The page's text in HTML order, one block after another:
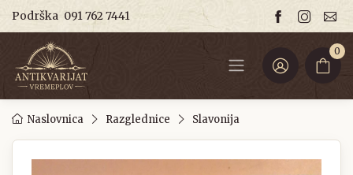
Podrška 091 762 7441
0
Naslovnica Razglednice Slavonija